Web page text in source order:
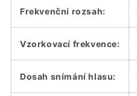
Frekvenční rozsah:
Vzorkovací frekvence:
Dosah snímání hlasu: